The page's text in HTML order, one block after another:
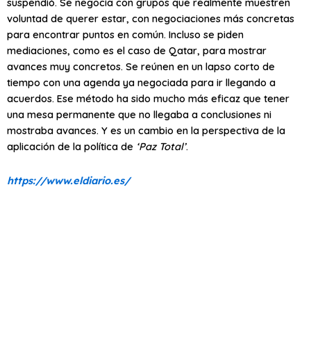
voluntad de querer estar, con negociaciones más concretas
para encontrar puntos en común. Incluso se piden
mediaciones, como es el caso de Qatar, para mostrar
avances muy concretos. Se reúnen en un lapso corto de
tiempo con una agenda ya negociada para ir llegando a
acuerdos. Ese método ha sido mucho más eficaz que tener
una mesa permanente que no llegaba a conclusiones ni
mostraba avances. Y es un cambio en la perspectiva de la
aplicación de la política de ‘Paz Total’.
https://www.eldiario.es/